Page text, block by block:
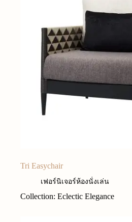
Tri Easychair
เฟอร์นิเจอร์ห้องนั่งเล่น
Collection: Eclectic Elegance